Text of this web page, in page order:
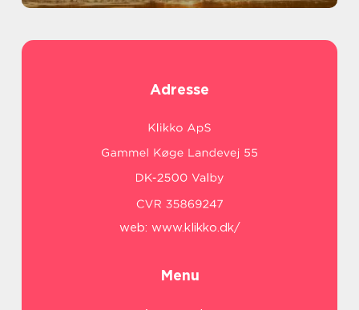
Adresse
web: www.klikko.dk/
Menu